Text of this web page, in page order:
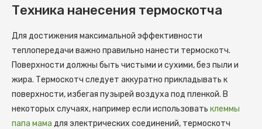
Техника нанесения термоскотча
Для достижения максимальной эффективности
теплопередачи важно правильно нанести термоскотч.
Поверхности должны быть чистыми и сухими, без пыли и
жира. Термоскотч следует аккуратно прикладывать к
поверхности, избегая пузырей воздуха под пленкой. В
некоторых случаях, например если использовать клеммы
папа мама для электрических соединений, термоскотч